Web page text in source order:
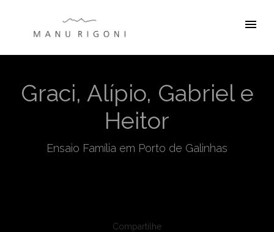
menu
Graci, Alípio, Gabriel e
Heitor
Ensaio Família em Porto de Galinhas
Compartilhe